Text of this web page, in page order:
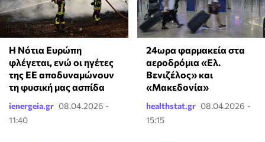
Η Νότια Ευρώπη
φλέγεται, ενώ οι ηγέτες
της ΕΕ αποδυναμώνουν
τη φυσική μας ασπίδα
ienergeia.gr 08.04.2026 -
11:40
24ωρα φαρμακεία στα
αεροδρόμια «Ελ.
Βενιζέλος» και
«Μακεδονία»
healthstat.gr 08.04.2026 -
15:15